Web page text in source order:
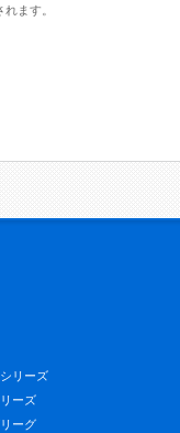
ます。
リーズ
ーズ
ーグ